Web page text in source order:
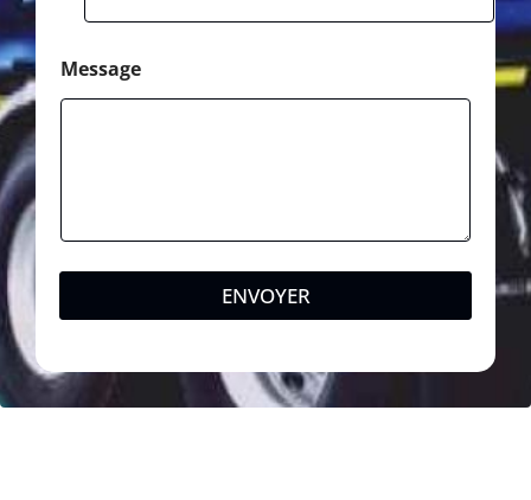
Message
ENVOYER